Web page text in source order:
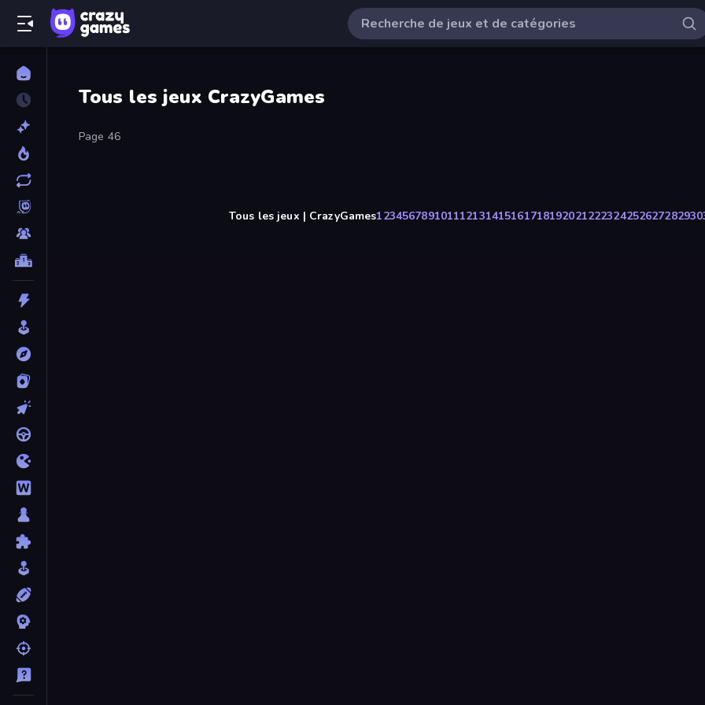
Tous les jeux CrazyGames
Page 46
Tous les jeux | CrazyGames123456789101112131415161718192021222324252627282930